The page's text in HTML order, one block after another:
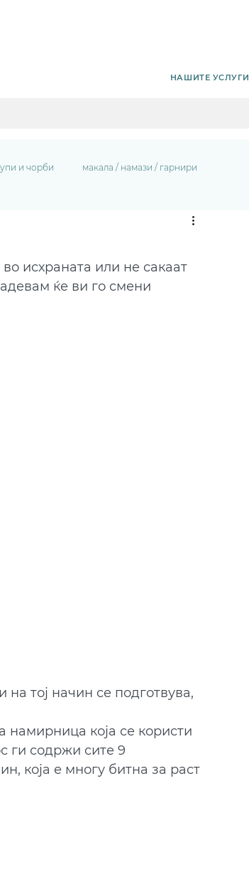
НАШИТЕ УСЛУГИ
и чорби макала / намази / гарнири
исхраната или не сакаат
ќе ви го смени
тој начин се подготвува,
намирница која се користи
ги содржи сите 9
која е многу битна за раст